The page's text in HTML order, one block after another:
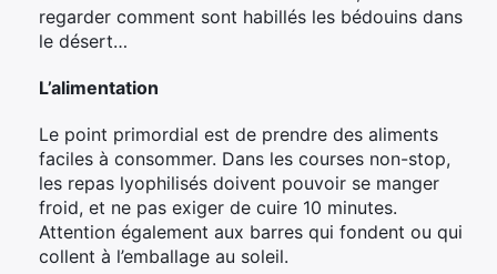
regarder comment sont habillés les bédouins dans
le désert…
L’alimentation
Le point primordial est de prendre des aliments
faciles à consommer. Dans les courses non-stop,
les repas lyophilisés doivent pouvoir se manger
froid, et ne pas exiger de cuire 10 minutes.
Attention également aux barres qui fondent ou qui
collent à l’emballage au soleil.